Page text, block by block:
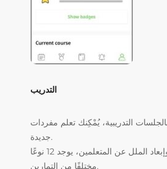
التدريب
التدريبية، يُمْكِنك تعلم مفردات
جديدة.
لجعل التعلم ممتعًا وإبعاد الملل عن المتعلمين، يوجد 12 نوعًا
مختلفًا من التمارين.